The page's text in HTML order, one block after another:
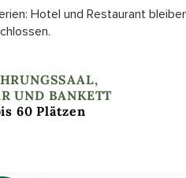
Hotel und Restaurant
UND BANKETT
60 Plätzen